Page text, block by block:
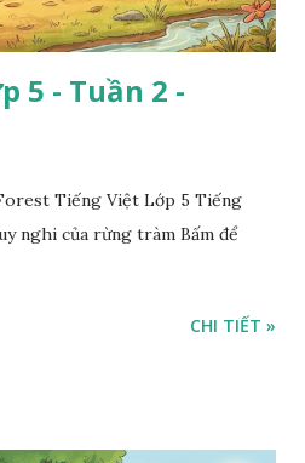
5 - Tuần 2 -
Tiếng Việt Lớp 5 Tiếng
nghi của rừng tràm Bấm để
CHI TIẾT »